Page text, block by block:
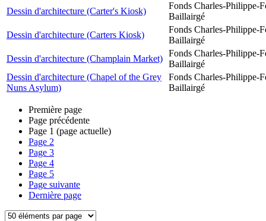
Dessin d'architecture (Carter's Kiosk)
Fonds Charles-Philippe-
Baillairgé
Dessin d'architecture (Carters Kiosk)
Fonds Charles-Philippe-
Baillairgé
Dessin d'architecture (Champlain Market)
Fonds Charles-Philippe-
Baillairgé
Dessin d'architecture (Chapel of the Grey
Nuns Asylum)
Fonds Charles-Philippe-
Baillairgé
Première page
Page précédente
Page 1 (page actuelle)
Page 2
Page 3
Page 4
Page 5
Page suivante
Dernière page